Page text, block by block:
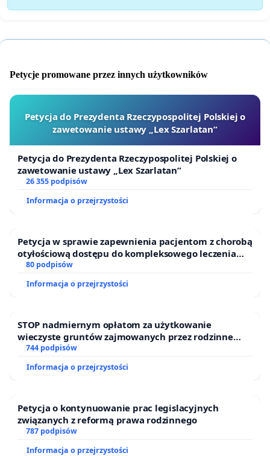
Petycje promowane przez innych użytkowników
Petycja do Prezydenta Rzeczypospolitej Polskiej o
zawetowanie ustawy „Lex Szarlatan”
Petycja do Prezydenta Rzeczypospolitej Polskiej o
zawetowanie ustawy „Lex Szarlatan”
26 355 podpisów
Informacja o przejrzystości
Petycja w sprawie zapewnienia pacjentom z chorobą
otyłościową dostępu do kompleksowego leczenia
oraz programów profilaktycznych.
80 podpisów
Informacja o przejrzystości
STOP nadmiernym opłatom za użytkowanie
wieczyste gruntów zajmowanych przez rodzinne
ogrody działkowe.
744 podpisów
Informacja o przejrzystości
Petycja o kontynuowanie prac legislacyjnych
związanych z reformą prawa rodzinnego
787 podpisów
Informacja o przejrzystości